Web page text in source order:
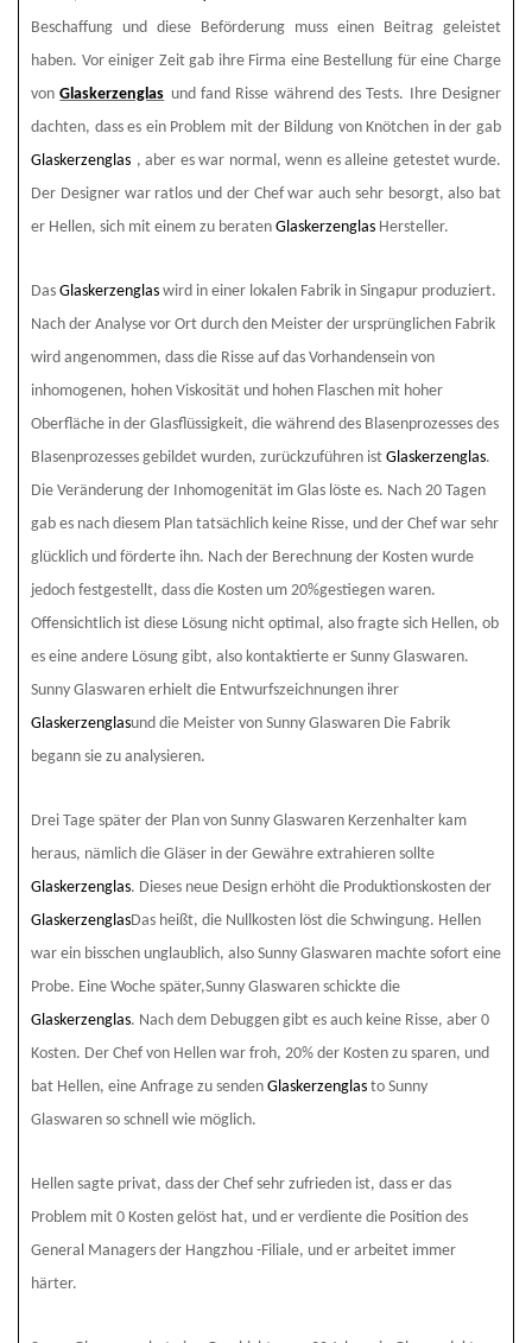
Beschaffung und diese Beförderung muss einen Beitrag geleistet
haben. Vor einiger Zeit gab ihre Firma eine Bestellung für eine Charge
vonGlaskerzenglas und fand Risse während des Tests. Ihre Designer
dachten, dass es ein Problem mit der Bildung von Knötchen in der gab
Glaskerzenglas , aber es war normal, wenn es alleine getestet wurde.
Der Designer war ratlos und der Chef war auch sehr besorgt, also bat
er Hellen, sich mit einem zu beraten Glaskerzenglas Hersteller.
Das Glaskerzenglas wird in einer lokalen Fabrik in Singapur produziert.
Nach der Analyse vor Ort durch den Meister der ursprünglichen Fabrik
wird angenommen, dass die Risse auf das Vorhandensein von
inhomogenen, hohen Viskosität und hohen Flaschen mit hoher
Oberfläche in der Glasflüssigkeit, die während des Blasenprozesses des
Blasenprozesses gebildet wurden, zurückzuführen ist Glaskerzenglas.
Die Veränderung der Inhomogenität im Glas löste es. Nach 20 Tagen
gab es nach diesem Plan tatsächlich keine Risse, und der Chef war sehr
glücklich und förderte ihn. Nach der Berechnung der Kosten wurde
jedoch festgestellt, dass die Kosten um 20%gestiegen waren.
Offensichtlich ist diese Lösung nicht optimal, also fragte sich Hellen, ob
es eine andere Lösung gibt, also kontaktierte er Sunny Glaswaren.
Sunny Glaswaren erhielt die Entwurfszeichnungen ihrer
Glaskerzenglasund die Meister von Sunny Glaswaren Die Fabrik
begann sie zu analysieren.
Drei Tage später der Plan von Sunny Glaswaren Kerzenhalter kam
heraus, nämlich die Gläser in der Gewähre extrahieren sollte
Glaskerzenglas. Dieses neue Design erhöht die Produktionskosten der
GlaskerzenglasDas heißt, die Nullkosten löst die Schwingung. Hellen
war ein bisschen unglaublich, also Sunny Glaswaren machte sofort eine
Probe. Eine Woche später,Sunny Glaswaren schickte die
Glaskerzenglas. Nach dem Debuggen gibt es auch keine Risse, aber 0
Kosten. Der Chef von Hellen war froh, 20% der Kosten zu sparen, und
bat Hellen, eine Anfrage zu senden Glaskerzenglas to Sunny
Glaswaren so schnell wie möglich.
Hellen sagte privat, dass der Chef sehr zufrieden ist, dass er das
Problem mit 0 Kosten gelöst hat, und er verdiente die Position des
General Managers der Hangzhou -Filiale, und er arbeitet immer
härter.